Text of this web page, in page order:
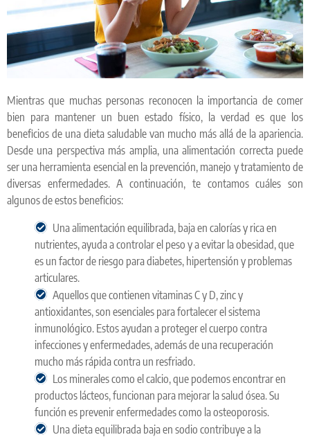
Mientras que muchas personas reconocen la importancia de comer
bien para mantener un buen estado físico, la verdad es que los
beneficios de una dieta saludable van mucho más allá de la apariencia.
Desde una perspectiva más amplia, una alimentación correcta puede
ser una herramienta esencial en la prevención, manejo y tratamiento de
diversas enfermedades. A continuación, te contamos cuáles son
algunos de estos beneficios:
Una alimentación equilibrada, baja en calorías y rica en
nutrientes, ayuda a controlar el peso y a evitar la obesidad, que
es un factor de riesgo para diabetes, hipertensión y problemas
articulares.
Aquellos que contienen vitaminas C y D, zinc y
antioxidantes, son esenciales para fortalecer el sistema
inmunológico. Estos ayudan a proteger el cuerpo contra
infecciones y enfermedades, además de una recuperación
mucho más rápida contra un resfriado.
Los minerales como el calcio, que podemos encontrar en
productos lácteos, funcionan para mejorar la salud ósea. Su
función es prevenir enfermedades como la osteoporosis.
Una dieta equilibrada baja en sodio contribuye a la